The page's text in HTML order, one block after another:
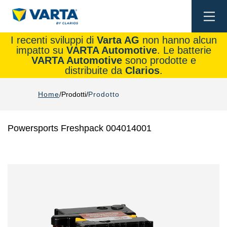
I recenti sviluppi di Varta AG non hanno alcun
impatto su VARTA Automotive. Le batterie
VARTA Automotivesono prodotte e
distribuite da Clarios.
Home Prodotti Prodotto
Powersports Freshpack 004014001